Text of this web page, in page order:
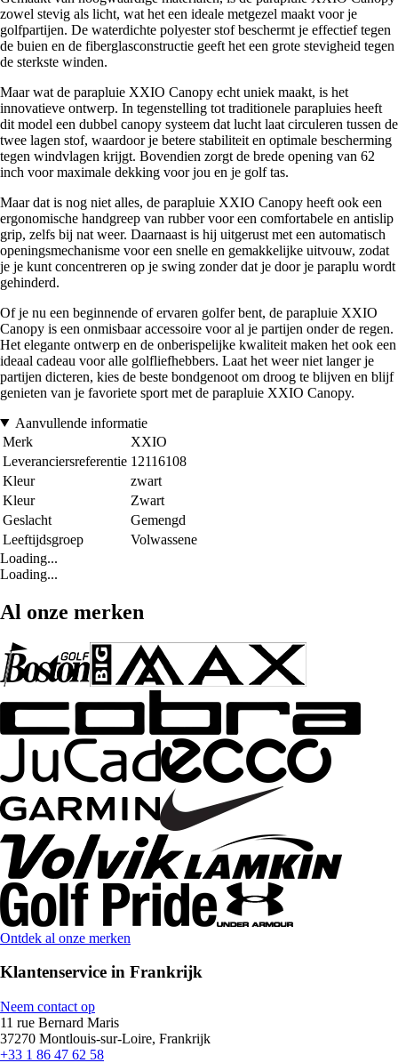
zowel stevig als licht, wat het een ideale metgezel maakt voor je
golfpartijen. De waterdichte polyester stof beschermt je effectief tegen
de buien en de fiberglasconstructie geeft het een grote stevigheid tegen
de sterkste winden.
Maar wat de parapluie XXIO Canopy echt uniek maakt, is het
innovatieve ontwerp. In tegenstelling tot traditionele parapluies heeft
dit model een dubbel canopy systeem dat lucht laat circuleren tussen de
twee lagen stof, waardoor je betere stabiliteit en optimale bescherming
tegen windvlagen krijgt. Bovendien zorgt de brede opening van 62
inch voor maximale dekking voor jou en je golf tas.
Maar dat is nog niet alles, de parapluie XXIO Canopy heeft ook een
ergonomische handgreep van rubber voor een comfortabele en antislip
grip, zelfs bij nat weer. Daarnaast is hij uitgerust met een automatisch
openingsmechanisme voor een snelle en gemakkelijke uitvouw, zodat
je je kunt concentreren op je swing zonder dat je door je paraplu wordt
gehinderd.
Of je nu een beginnende of ervaren golfer bent, de parapluie XXIO
Canopy is een onmisbaar accessoire voor al je partijen onder de regen.
Het elegante ontwerp en de onberispelijke kwaliteit maken het ook een
ideaal cadeau voor alle golfliefhebbers. Laat het weer niet langer je
partijen dicteren, kies de beste bondgenoot om droog te blijven en blijf
genieten van je favoriete sport met de parapluie XXIO Canopy.
Aanvullende informatie
Merk
XXIO
Leveranciersreferentie 12116108
Kleur
zwart
Kleur
Zwart
Geslacht
Gemengd
Leeftijdsgroep
Volwassene
Loading...
Loading...
Al onze merken
Ontdek al onze merken
Klantenservice in Frankrijk
Neem contact op
11 rue Bernard Maris
37270 Montlouis-sur-Loire, Frankrijk
+33 1 86 47 62 58